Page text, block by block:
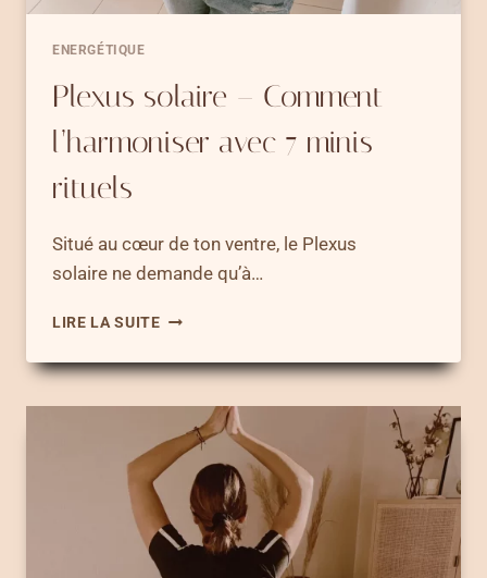
ENERGÉTIQUE
Plexus solaire – Comment
l’harmoniser avec 7 minis
rituels
Situé au cœur de ton ventre, le Plexus
solaire ne demande qu’à…
LIRE LA SUITEPLEXUS
–
L’HARMONISER AVEC
MINIS
RITUELS